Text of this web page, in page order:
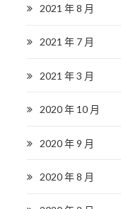
2021 年 8 月
2021 年 7 月
2021 年 3 月
2020 年 10 月
2020 年 9 月
2020 年 8 月